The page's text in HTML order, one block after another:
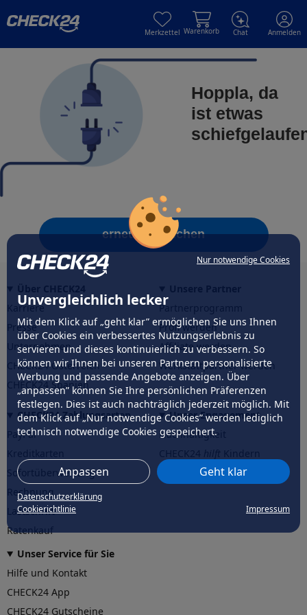
Nur notwendige Cookies
Unvergleichlich lecker
Mit dem Klick auf „geht klar” ermöglichen Sie uns Ihnen
über Cookies ein verbessertes Nutzungserlebnis zu
servieren und dieses kontinuierlich zu verbessern. So
können wir Ihnen bei unseren Partnern personalisierte
Werbung und passende Angebote anzeigen. Über
„anpassen” können Sie Ihre persönlichen Präferenzen
festlegen. Dies ist auch nachträglich jederzeit möglich. Mit
dem Klick auf „Nur notwendige Cookies” werden lediglich
technisch notwendige Cookies gespeichert.
Anpassen Geht klar
Datenschutzerklärung
Cookierichtlinie
Impressum
Merkzettel Warenkorb Chat Anmelden
Hoppla, da
ist etwas
erneut versuchen
Karriere
Presse
Unternehmen
CHECK24 Österreich
CHECK24 Spanien
Partnerprogramm
Profi werden
Affiliate werden
Werkstattpartner werden
CHECK24 Zahlungsarten
PayPal
Sofortüberweisung
Rechnung
Lastschrift
Ratenkauf
Unser Engagement
Nachhaltigkeit
CHECK24hilftder Natur
Unser Service für Sie
Hilfe und Kontakt
CHECK24 App
CHECK24 Gutscheine